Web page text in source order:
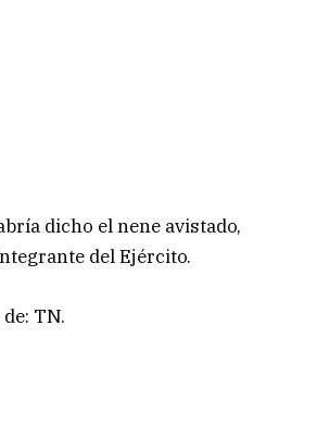
dicho el nene avistado,
del Ejército.
TN.